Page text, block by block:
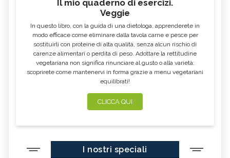
Il mio quaderno di esercizi.
Veggie
In questo libro, con la guida di una dietologa, apprenderete in
modo efficace come eliminare dalla tavola carne e pesce per
sostituirli con proteine di alta qualità, senza alcun rischio di
carenze alimentari o perdita di peso. Adottare la rettitudine
vegetariana non significa rinunciare al gusto o alla varietà:
scoprirete come mantenervi in forma grazie a menu vegetariani
equilibrati!
CLICCA QUI
I nostri speciali